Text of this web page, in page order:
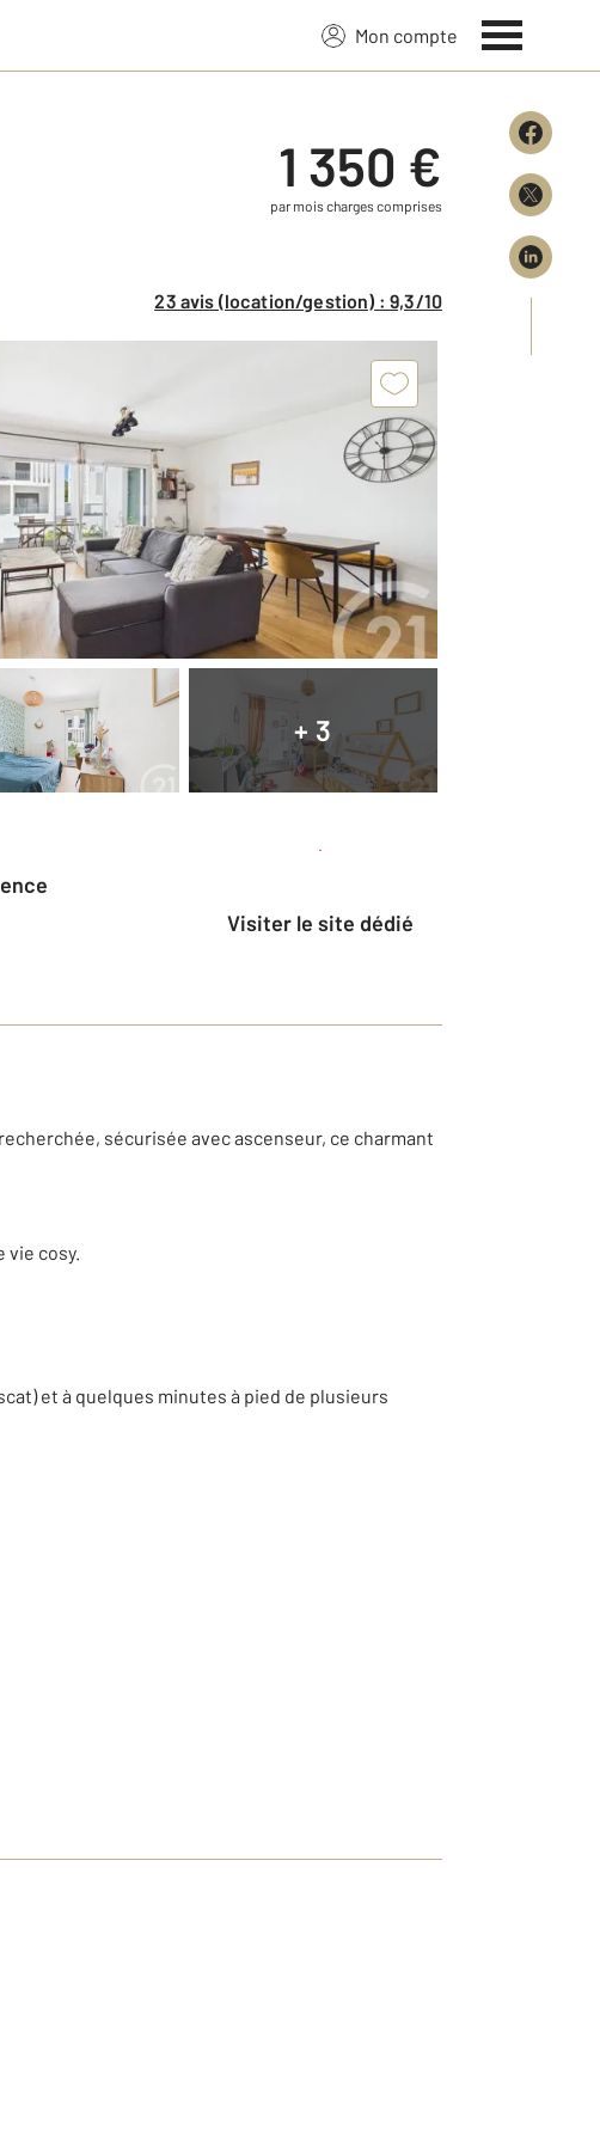
Mon compte
1 350 €
par mois charges comprises
23 avis (location/gestion) : 9,3/10
+ 3
Visiter le site dédié
sécurisée avec ascenseur, ce charmant
vie cosy.
et à quelques minutes à pied de plusieurs